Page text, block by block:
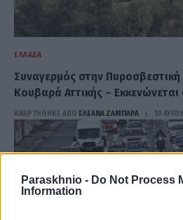
Paraskhnio - Do Not Process
Information
ΕΛΛΆΔΑ
Συναγερμός στην
Κουβαρά Αττικής – Εκκενώνεται
ΑΝΑΡΤΗΘΗΚΕ ΑΠΟ ΕΛΕΑΝΑ ΖΑΜΠΑΡΑ 10